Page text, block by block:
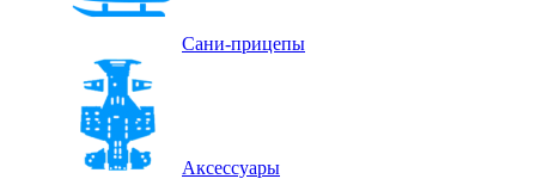
Сани-прицепы
Аксессуары